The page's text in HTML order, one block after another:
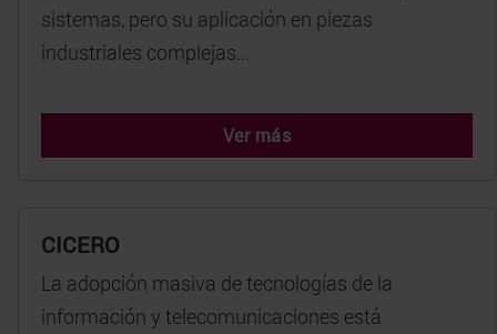
sistemas, pero su aplicación en piezas
industriales complejas...
Ver más
CICERO
La adopción masiva de tecnologías de la
información y telecomunicaciones está